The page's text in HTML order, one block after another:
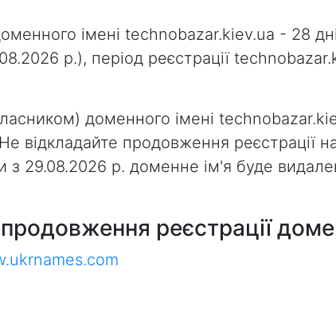
імені technobazar.kiev.ua - 28
р.), період реєстрації
доменного імені
відкладайте продовження реєстрації
з 29.08.2026 р. доменне ім'я буде
реєстрації